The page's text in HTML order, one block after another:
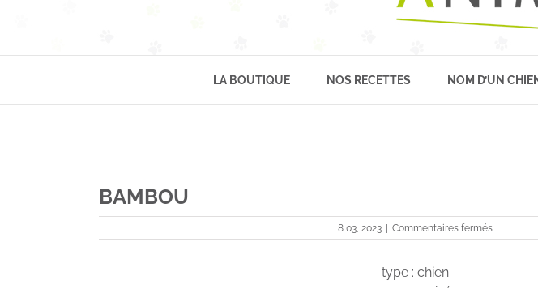
LA BOUTIQUE NOS RECETTES NOM D’UN
BAMBOU
8 03, 2023 Commentaires ferméssur
BAMBOU
type : chien